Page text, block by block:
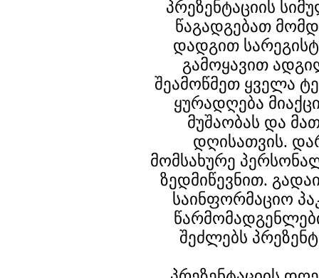
პრეზენტაციის
წაგადგებათ
დადგით
გამოყავით
შეამოწმეთ ყველა
ყურადღება
მუშაობას და
დღისათვის.
მომსახურე
ზედმიწევნით.
საინფორმაციო
შეძლებს